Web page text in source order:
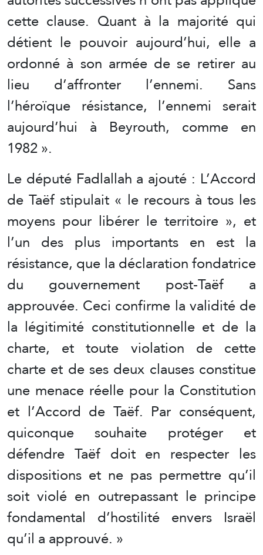
cette clause. Quant à la majorité qui
détient le pouvoir aujourd’hui, elle a
ordonné à son armée de se retirer au
lieu d’affronter l’ennemi. Sans
l’héroïque résistance, l’ennemi serait
aujourd’hui à Beyrouth, comme en
1982 ».
Le député Fadlallah a ajouté : L’Accord
de Taëf stipulait « le recours à tous les
moyens pour libérer le territoire », et
l’un des plus importants en est la
résistance, que la déclaration fondatrice
du gouvernement post-Taëf a
approuvée. Ceci confirme la validité de
la légitimité constitutionnelle et de la
charte, et toute violation de cette
charte et de ses deux clauses constitue
une menace réelle pour la Constitution
et l’Accord de Taëf. Par conséquent,
quiconque souhaite protéger et
défendre Taëf doit en respecter les
dispositions et ne pas permettre qu’il
soit violé en outrepassant le principe
fondamental d’hostilité envers Israël
qu’il a approuvé. »